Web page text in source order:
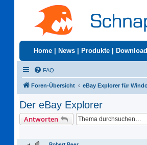
Home News Produkte Download
FAQ
Foren-Übersicht eBay Explorer für
Der eBay Explorer
Antworten